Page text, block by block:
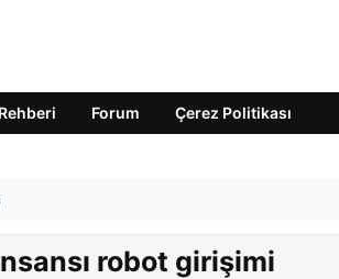
Forum Çerez Politikası
robot girişimi